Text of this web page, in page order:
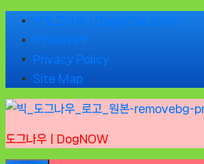
Skip
content
🌹도그나우ㅣDogNOW 소개🌹
🌹NOWs🌹
Privacy Policy
Site Map
도그나우ㅣDogNOW